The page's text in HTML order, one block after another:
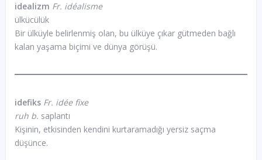
idealizm Fr. idéalisme
ülkücülük
Bir ülküyle belirlenmiş olan, bu ülküye çıkar gütmeden bağlı
kalan yaşama biçimi ve dünya görüşü.
idefiksFr. idée fixe
ruh b. saplantı
Kişinin, etkisinden kendini kurtaramadığı yersiz saçma
düşünce.